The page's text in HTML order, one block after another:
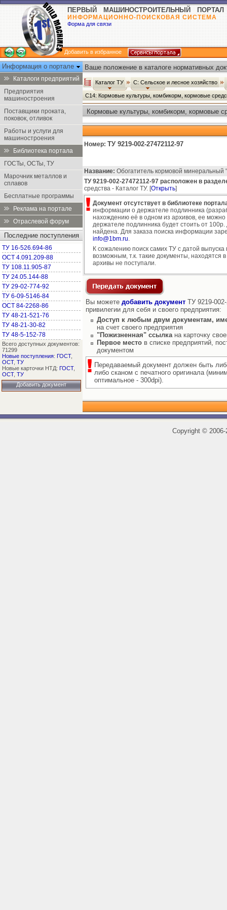
ПЕРВЫЙ МАШИНОСТРОИТЕЛЬНЫЙ ПОРТАЛ
ИНФОРМАЦИОННО-ПОИСКОВАЯ СИСТЕМА
Форма для связи
Добавить в избранное
Информация о портале
Каталоги предприятий
Предприятия
машиностроения
Поставщики проката,
поковок, отливок
Работы и услуги для
машиностроения
Библиотека портала
ГОСТы, ОСТы, ТУ
Марочник металлов и
сплавов
Бесплатные программы
Реклама на портале
Отраслевой форум
Последние поступления
ТУ 16-526.694-86
ОСТ 4.091.209-88
ТУ 108.11.905-87
ТУ 24.05.144-88
ТУ 29-02-774-92
ТУ 6-09-5146-84
ОСТ 84-2268-86
ТУ 48-21-521-76
ТУ 48-21-30-82
ТУ 48-5-152-78
Всего доступных документов:
71299
Новые поступления: ГОСТ,
ОСТ, ТУ
Новые карточки НТД: ГОСТ,
ОСТ, ТУ
Добавить документ
Ваше положение в каталоге нормативных
Каталог ТУ С: Сельское и лесное хозяйство
С14: Кормовые культуры, комбикорм, кормовые
Кормовые культуры, комбикорм, кормовые
Номер: ТУ 9219-002-27472112-97
Название: Обогатитель кормовой
ТУ 9219-002-27472112-97 расположен в
средства - Каталог ТУ. [Открыть]
Документ отсутствует в библиотеке
информации о держателе подлинника
нахождению её в одном из архивов, ее
держателе подлинника будет стоить от
найдена. Для заказа поиска информации
info@1bm.ru.
К сожалению поиск самих ТУ с датой
возможным, т.к. такие документы, находятся
архивы не поступали.
Вы можете добавить документ ТУ 9219-
привилегии для себя и своего предприятия:
Доступ к любым двум документам,
на счет своего предприятия
"Пожизненная" ссылкана карточку
Первое место в списке предприятий,
документом
Передаваемый документ должен быть
либо сканом с печатного оригинала
оптимальное - 300dpi).
Copyright ©